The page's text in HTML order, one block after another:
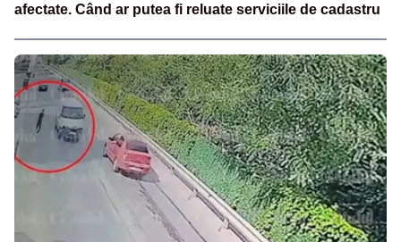
afectate. Când ar putea fi reluate serviciile de cadastru